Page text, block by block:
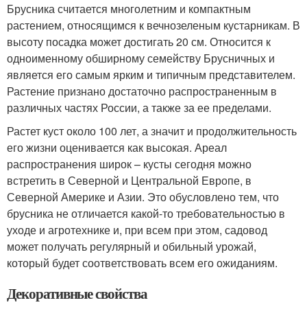
Брусника считается многолетним и компактным
растением, относящимся к вечнозеленым кустарникам. В
высоту посадка может достигать 20 см. Относится к
одноименному обширному семейству Брусничных и
является его самым ярким и типичным представителем.
Растение признано достаточно распространенным в
различных частях России, а также за ее пределами.
Растет куст около 100 лет, а значит и продолжительность
его жизни оценивается как высокая. Ареал
распространения широк – кусты сегодня можно
встретить в Северной и Центральной Европе, в
Северной Америке и Азии. Это обусловлено тем, что
брусника не отличается какой-то требовательностью в
уходе и агротехнике и, при всем при этом, садовод
может получать регулярный и обильный урожай,
который будет соответствовать всем его ожиданиям.
Декоративные свойства